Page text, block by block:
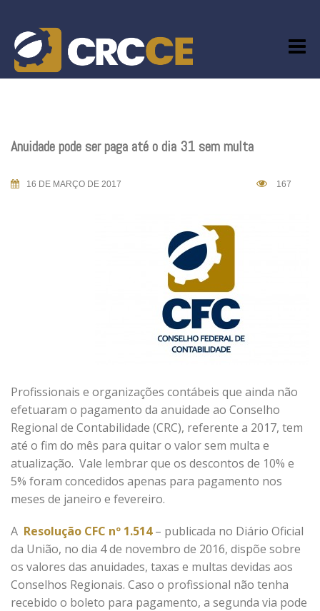
content
Anuidade pode ser paga até o dia 31 sem multa
16 DE MARÇO DE 2017 167
Profissionais e organizações contábeis que ainda não
efetuaram o pagamento da anuidade ao Conselho
Regional de Contabilidade (CRC), referente a 2017, tem
até o fim do mês para quitar o valor sem multa e
atualização. Vale lembrar que os descontos de 10% e
5% foram concedidos apenas para pagamento nos
meses de janeiro e fevereiro.
A Resolução CFC nº 1.514– publicada no Diário Oficial
da União, no dia 4 de novembro de 2016, dispõe sobre
os valores das anuidades, taxas e multas devidas aos
Conselhos Regionais. Caso o profissional não tenha
recebido o boleto para pagamento, a segunda via pode